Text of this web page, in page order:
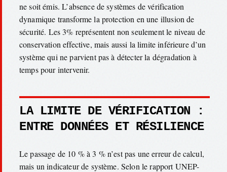
ne soit émis. L’absence de systèmes de vérification
dynamique transforme la protection en une illusion de
sécurité. Les 3% représentent non seulement le niveau de
conservation effective, mais aussi la limite inférieure d’un
système qui ne parvient pas à détecter la dégradation à
temps pour intervenir.
LA LIMITE DE VÉRIFICATION :
ENTRE DONNÉES ET RÉSILIENCE
Le passage de 10 % à 3 % n’est pas une erreur de calcul,
mais un indicateur de système. Selon le rapport UNEP-